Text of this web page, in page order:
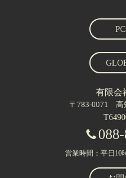
有限会
〒783-0071 高
営業時間：平日10